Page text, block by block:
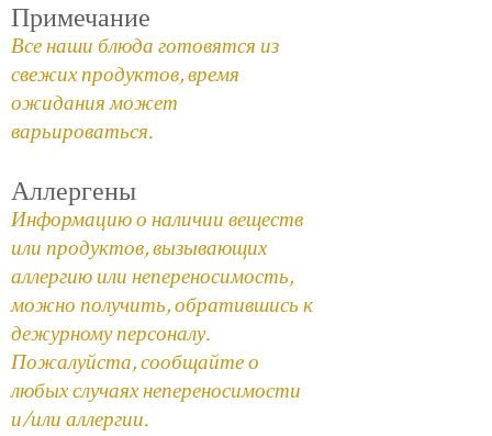
Примечание
Все наши блюда готовятся из
свежих продуктов, время
ожидания может
варьироваться.
Аллергены
Информацию о наличии веществ
или продуктов, вызывающих
аллергию или непереносимость,
можно получить, обратившись к
дежурному персоналу.
Пожалуйста, сообщайте о
любых случаях непереносимости
и/или аллергии.